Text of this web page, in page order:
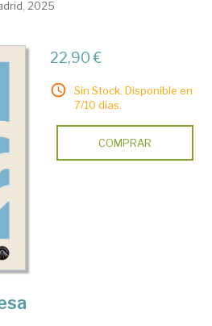
2025
22,90 €
Sin Stock. Disponible en
7/10 días.
COMPRAR